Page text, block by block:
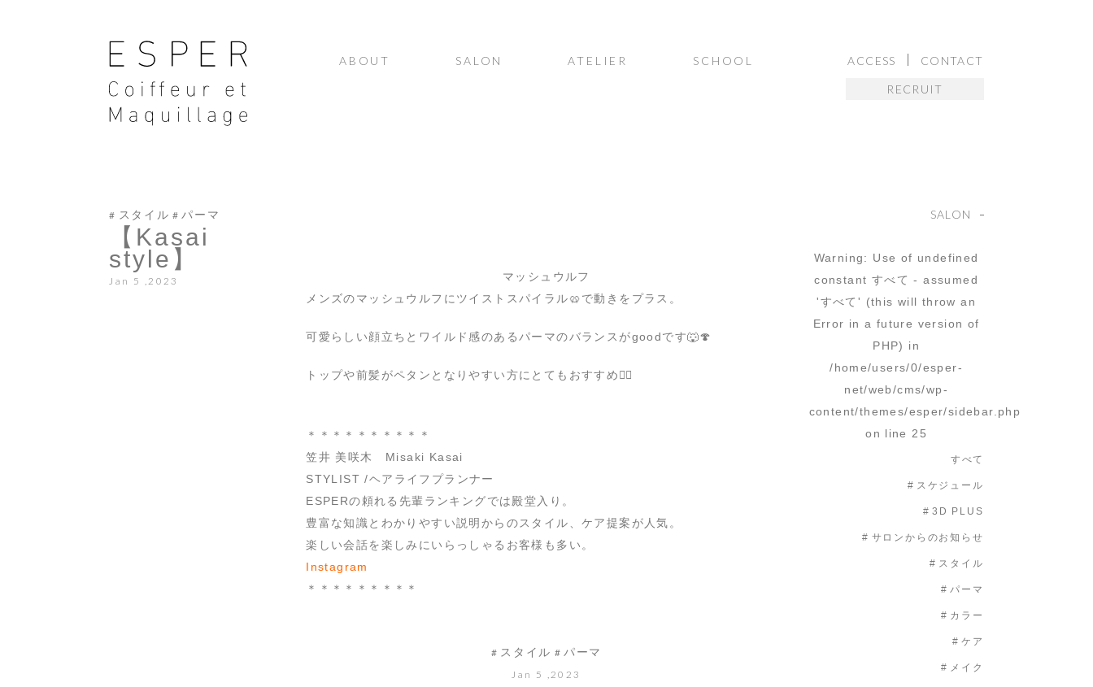
ABOUT SALON ATELIER SCHOOL ACCESS CONTACT
RECRUIT
スタイル パーマ
【Kasai
style】
Jan 5 ,2023
マッシュウルフ
メンズのマッシュウルフにツイストスパイラル🥨で動きをプラス。
可愛らしい顔立ちとワイルド感のあるパーマのバランスがgoodです🐺🍄
トップや前髪がペタンとなりやすい方にとてもおすすめ🙆‍♂️
＊＊＊＊＊＊＊＊＊＊
笠井 美咲木 Misaki Kasai
STYLIST /ヘアライフプランナー
ESPERの頼れる先輩ランキングでは殿堂入り。
豊富な知識とわかりやすい説明からのスタイル、ケア提案が人気。
楽しい会話を楽しみにいらっしゃるお客様も多い。
Instagram
＊＊＊＊＊＊＊＊＊
スタイル パーマ
Jan 5 ,2023
SALON
Warning: Use of undefined
constant すべて - assumed
'すべて' (this will throw an
Error in a future version of
PHP) in
/home/users/0/esper-
net/web/cms/wp-
content/themes/esper/sidebar.php
on line 25
すべて
スケジュール
3D PLUS
サロンからのお知らせ
スタイル
パーマ
カラー
ケア
メイク